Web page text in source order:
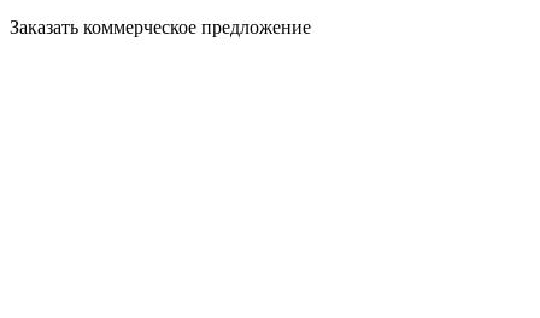
Заказать коммерческое предложение